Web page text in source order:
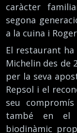
caràcter
segona
a la cuina i
El restaurant
Michelin des de
per la seva
Repsol i el
seu
també en el
biodinàmic